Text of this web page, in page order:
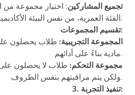
تجميع المشاركين: اختيار مجموعة
الفئة العمرية، من نفس البيئة الأكاديمية.
تقسيم المجموعات:
المجموعة التجريبية: طلاب يحصلون
مادية بناءً على أدائهم.
مجموعة التحكم: طلاب لا يحصلون
ولكن يتم مراقبتهم بنفس الظروف.
3. تنفيذ التجربة: